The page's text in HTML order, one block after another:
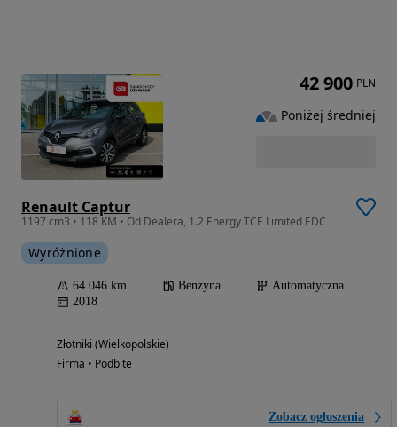
Renault Captur
1197 cm3 • 118 KM • Od Dealera, 1.2 Energy TCE Limited EDC
Wyróżnione
64 046 km Benzyna
Automatyczna
2018
Złotniki (Wielkopolskie)
Firma • Podbite
Zobacz ogłoszenia
42 900 PLN
Poniżej średniej